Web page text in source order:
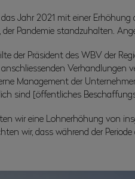
Jahr 2021 mit einer
der Pandemie standzuhalten.
der Präsident des WBV der
Verhandlungen
Management der
sind [öffentliches
wir eine Lohnerhöhung von
wir, dass während der